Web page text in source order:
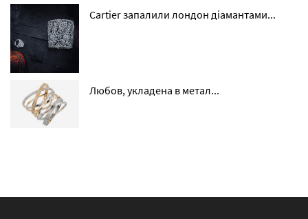
Cartier запалили лондон діамантами...
Любов, укладена в метал...